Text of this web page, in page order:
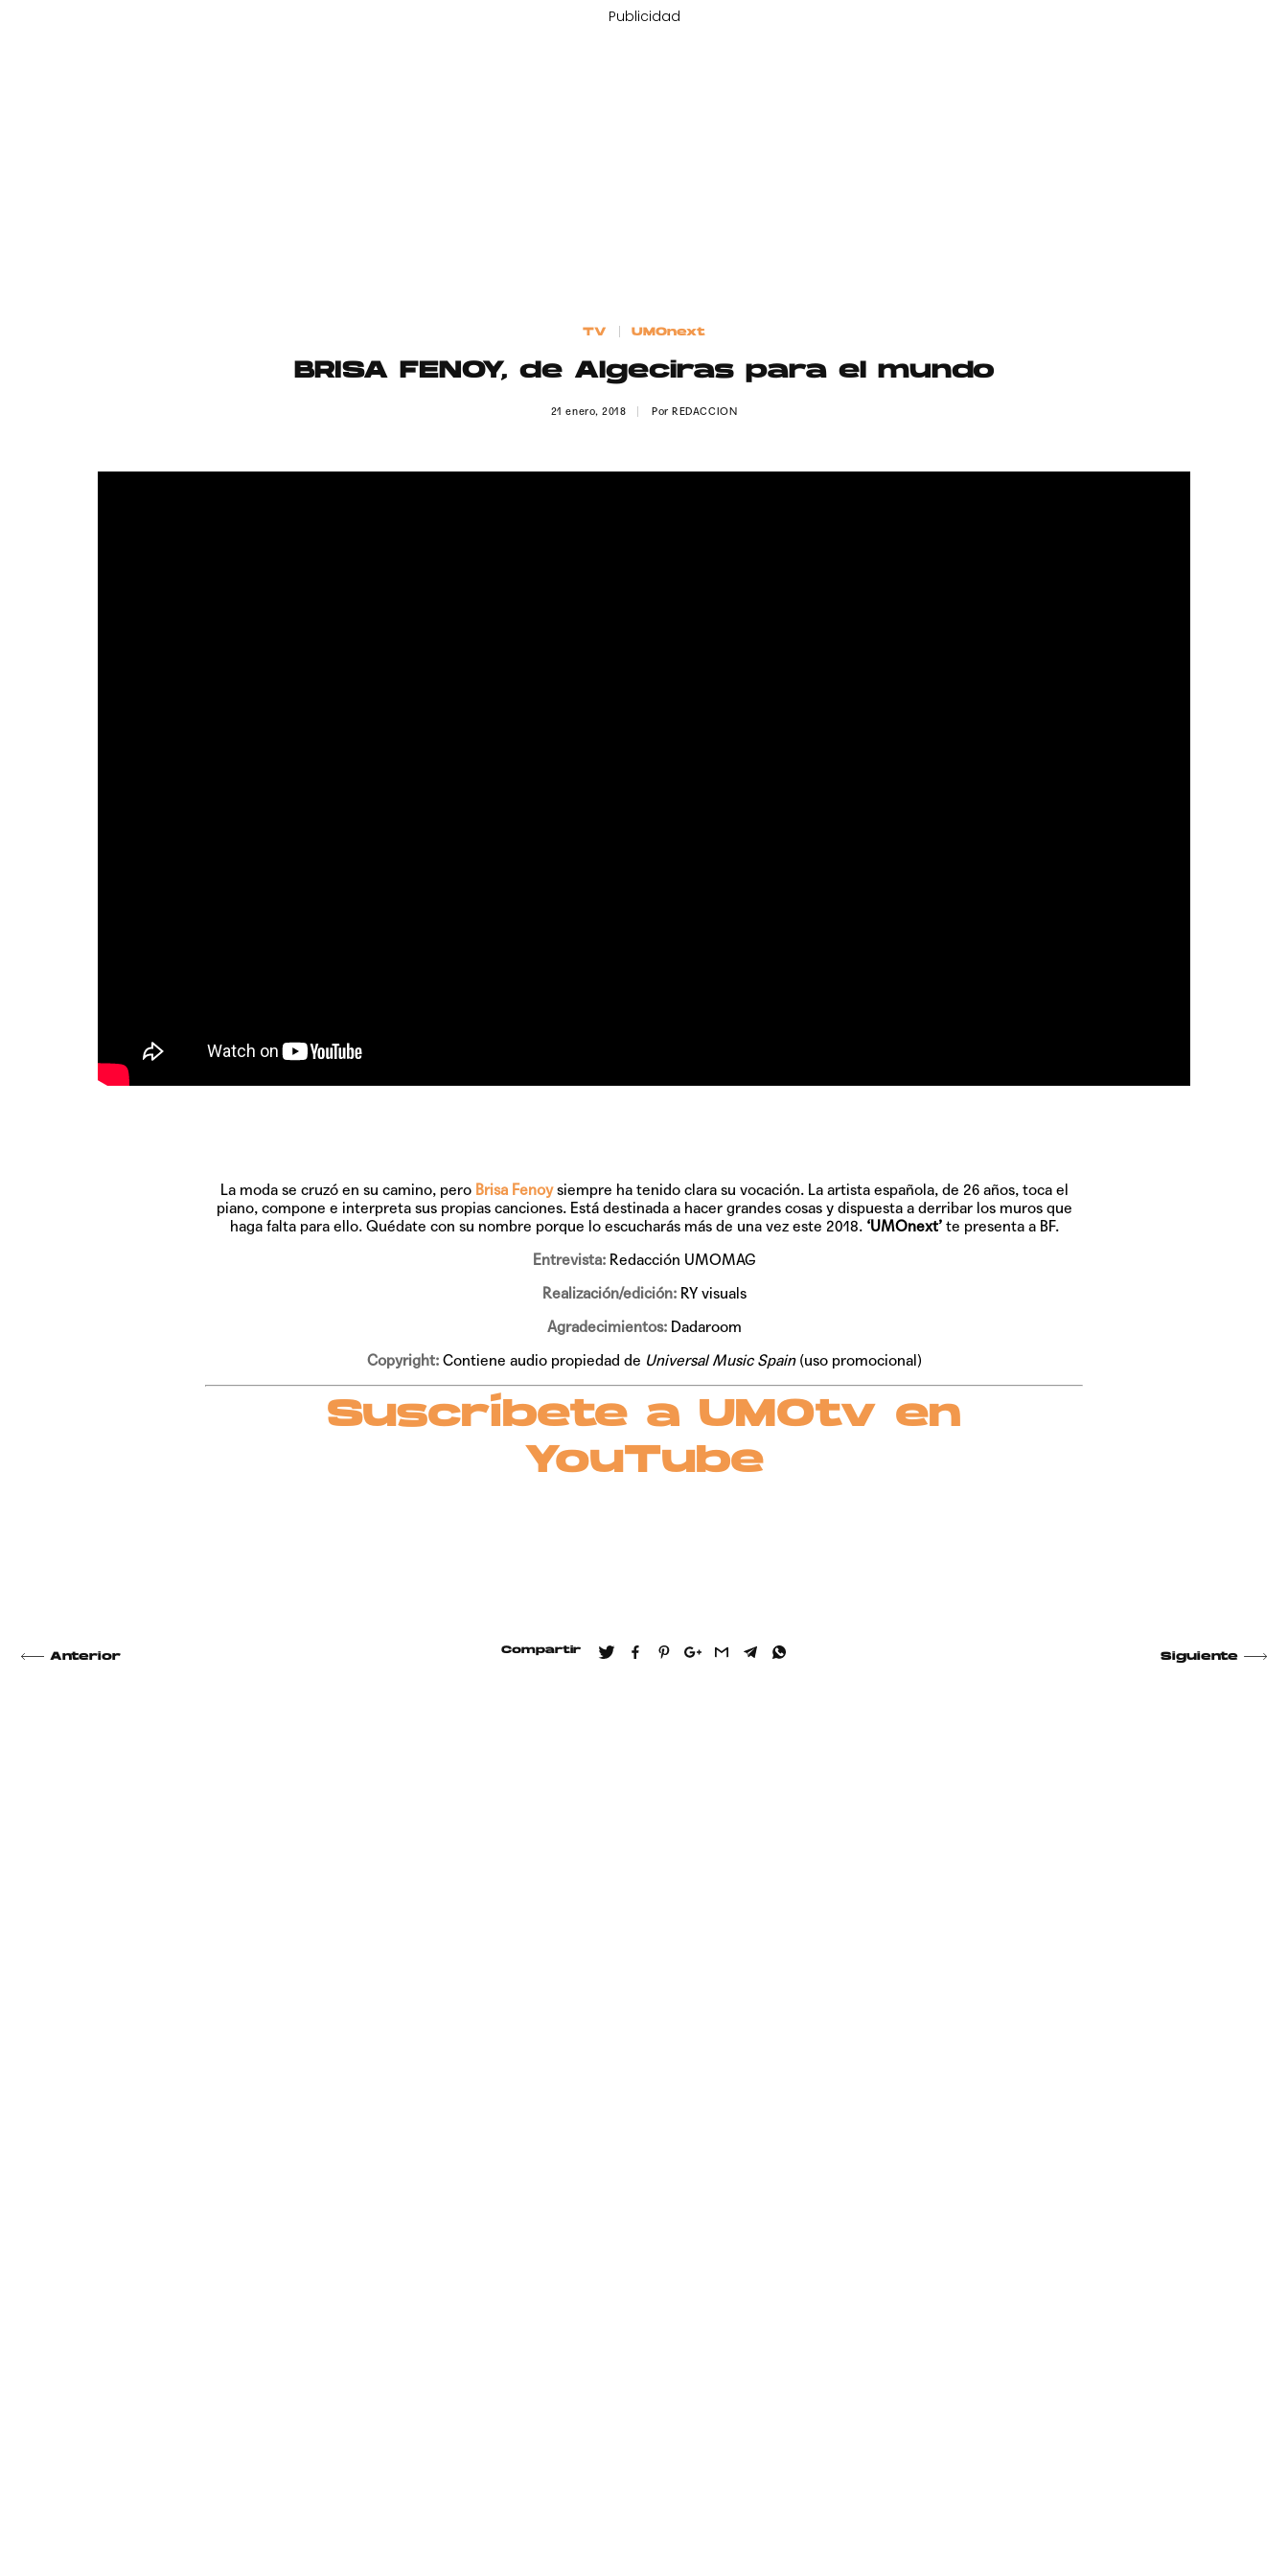
Publicidad
TV UMOnext
BRISA FENOY, de Algeciras para el mundo
21 enero, 2018 PorREDACCION
La moda se cruzó en su camino, pero Brisa Fenoysiempre ha tenido clara su vocación. La artista española, de 26 años, toca el
piano, compone e interpreta sus propias canciones. Está destinada a hacer grandes cosas y dispuesta a derribar los muros que
haga falta para ello. Quédate con su nombre porque lo escucharás más de una vez este 2018. ‘UMOnext’ te presenta a BF.
Entrevista: Redacción UMOMAG
Realización/edición: RY visuals
Agradecimientos: Dadaroom
Copyright:Contiene audio propiedad de Universal Music Spain(uso promocional)
Suscríbete a UMOtv en
YouTube
Anterior Siguiente
Compartir